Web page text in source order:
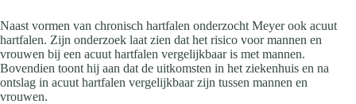
Naast vormen van chronisch hartfalen onderzocht Meyer ook acuut
hartfalen. Zijn onderzoek laat zien dat het risico voor mannen en
vrouwen bij een acuut hartfalen vergelijkbaar is met mannen.
Bovendien toont hij aan dat de uitkomsten in het ziekenhuis en na
ontslag in acuut hartfalen vergelijkbaar zijn tussen mannen en
vrouwen.